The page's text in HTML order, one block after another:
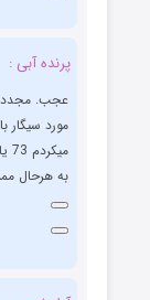
پرنده آبی :
عجب. مجدد
میکردم 73 یا 74 باشین که اینقدر حساسین.
به هرحال